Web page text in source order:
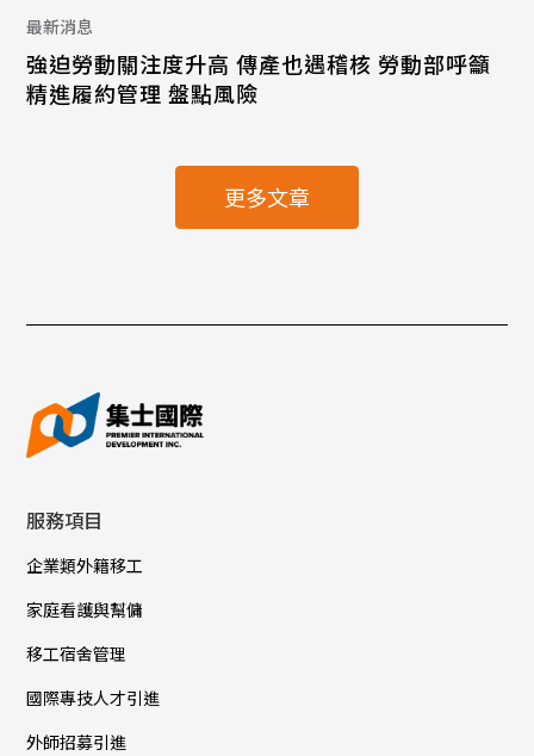
最新消息
強迫勞動關注度升高 傳產也遇稽核 勞動部呼籲
精進履約管理 盤點風險
更多文章
服務項目
企業類外籍移工
家庭看護與幫傭
移工宿舍管理
國際專技人才引進
外師招募引進